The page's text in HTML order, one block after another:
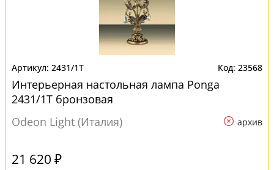
2431/1T 23568
Интерьерная настольная лампа Ponga
2431/1T бронзовая
Odeon Light (Италия)
архив
21 620 ₽